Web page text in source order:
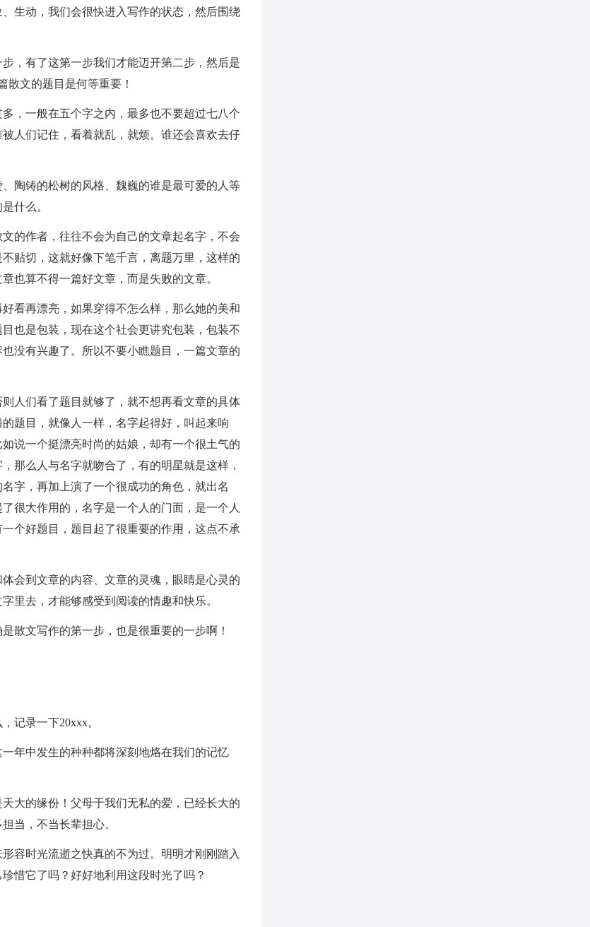
生动，我们会很快进入写作的状态，然后围绕
，有了这第一步我们才能迈开第二步，然后是
散文的题目是何等重要！
，一般在五个字之内，最多也不要超过七八个
人们记住，看着就乱，就烦。谁还会喜欢去仔
陶铸的松树的风格、魏巍的谁是最可爱的人等
什么。
的作者，往往不会为自己的文章起名字，不会
贴切，这就好像下笔千言，离题万里，这样的
也算不得一篇好文章，而是失败的文章。
看再漂亮，如果穿得不怎么样，那么她的美和
也是包装，现在这个社会更讲究包装，包装不
没有兴趣了。所以不要小瞧题目，一篇文章的
人们看了题目就够了，就不想再看文章的具体
题目，就像人一样，名字起得好，叫起来响
说一个挺漂亮时尚的姑娘，却有一个很土气的
那么人与名字就吻合了，有的明星就是这样，
字，再加上演了一个很成功的角色，就出名
很大作用的，名字是一个人的门面，是一个人
个好题目，题目起了很重要的作用，这点不承
会到文章的内容、文章的灵魂，眼睛是心灵的
里去，才能够感受到阅读的情趣和快乐。
散文写作的第一步，也是很重要的一步啊！
记录一下20xxx。
年中发生的种种都将深刻地烙在我们的记忆
大的缘份！父母于我们无私的爱，已经长大的
当，不当长辈担心。
容时光流逝之快真的不为过。明明才刚刚踏入
惜它了吗？好好地利用这段时光了吗？